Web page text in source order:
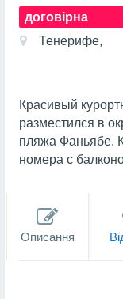
договірна
Тенерифе,
Красивый
разместился в
пляжа Фаньябе.
номера с
Описання